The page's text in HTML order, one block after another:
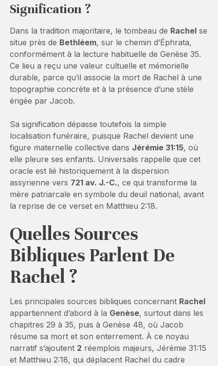
Signification ?
Dans la tradition majoritaire, le tombeau de Rachel se
situe près de Bethléem, sur le chemin d’Éphrata,
conformément à la lecture habituelle de Genèse 35.
Ce lieu a reçu une valeur cultuelle et mémorielle
durable, parce qu’il associe la mort de Rachel à une
topographie concrète et à la présence d’une stèle
érigée par Jacob.
Sa signification dépasse toutefois la simple
localisation funéraire, puisque Rachel devient une
figure maternelle collective dans Jérémie 31:15, où
elle pleure ses enfants. Universalis rappelle que cet
oracle est lié historiquement à la dispersion
assyrienne vers 721 av. J.-C., ce qui transforme la
mère patriarcale en symbole du deuil national, avant
la reprise de ce verset en Matthieu 2:18.
Quelles Sources
Bibliques Parlent De
Rachel ?
Les principales sources bibliques concernant Rachel
appartiennent d’abord à la Genèse, surtout dans les
chapitres 29 à 35, puis à Genèse 48, où Jacob
résume sa mort et son enterrement. À ce noyau
narratif s’ajoutent 2 réemplois majeurs, Jérémie 31:15
et Matthieu 2:18, qui déplacent Rachel du cadre